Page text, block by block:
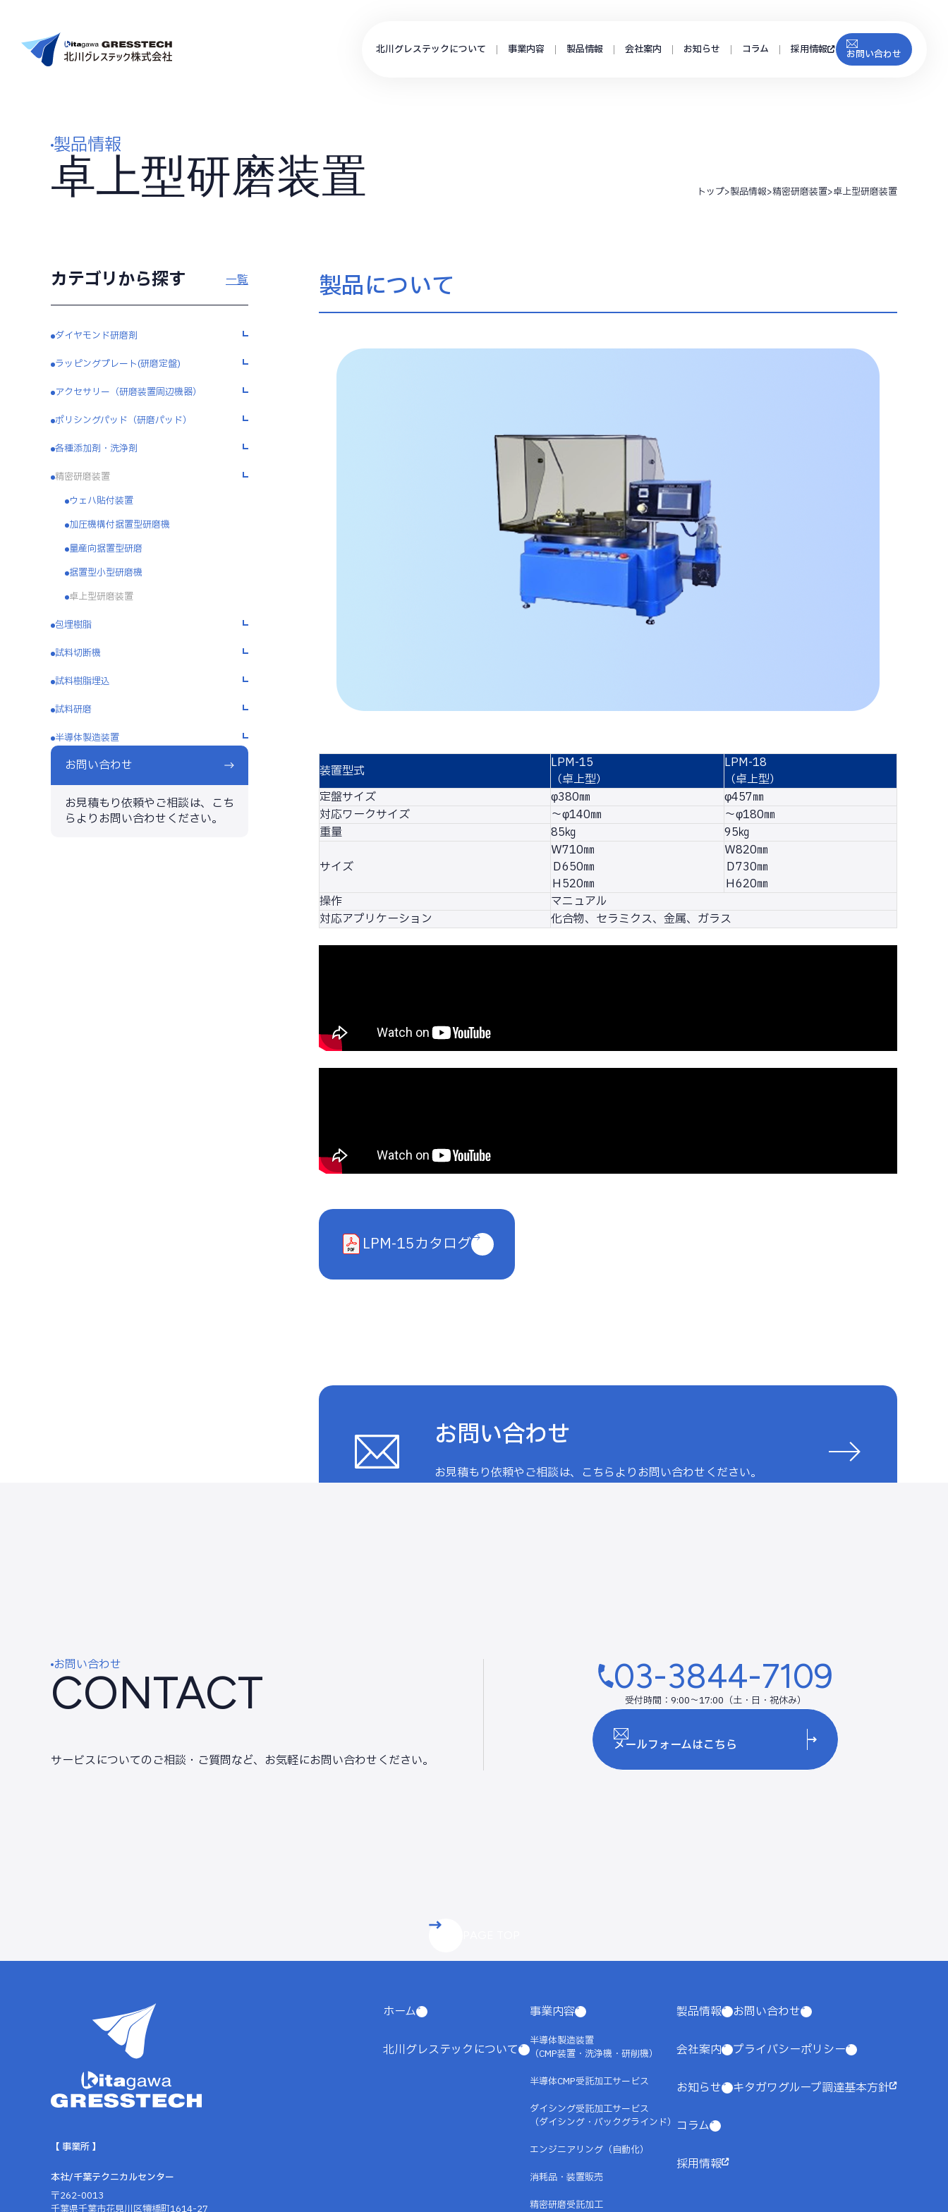
北川グレステックについて 事業内容 製品情報 会社案内 お知らせ コラム 採用情報 お問い合わせ
ホーム
コラム
採用情報
プライバシーポリシー
キタガワグループ調達基本方針
製品情報
卓上型研磨装置 トップ>製品情報>精密研磨装置>卓上型研磨装置
製品について
装置型式
LPM-15
（卓上型）
LPM-18
（卓上型）
定盤サイズ
φ380㎜
φ457㎜
対応ワークサイズ
～φ140㎜
～φ180㎜
重量
85㎏ 95㎏
サイズ
Ｗ710㎜
Ｄ650㎜
Ｈ520㎜
Ｗ820㎜
Ｄ730㎜
Ｈ620㎜
操作
マニュアル
対応アプリケーション
化合物、セラミクス、金属、ガラス
LPM-15カタログ
お問い合わせ
お見積もり依頼やご相談は、こちらよりお問い合わせください。
カテゴリから探す 一覧
ダイヤモンド研磨剤
ラッピングプレート(研磨定盤)
アクセサリー（研磨装置周辺機器）
ポリシングパッド（研磨パッド）
各種添加剤・洗浄剤
精密研磨装置
ウェハ貼付装置
加圧機構付据置型研磨機
量産向据置型研磨
据置型小型研磨機
卓上型研磨装置
包埋樹脂
試料切断機
試料樹脂埋込
試料研磨
半導体製造装置
お問い合わせ
お見積もり依頼やご相談は、こち
らよりお問い合わせください。
お問い合わせ
CONTACT
サービスについてのご相談・ご質問など、 お気軽にお問い合わせください。
03-3844-7109
受付時間：9:00～17:00（土・日・祝休み）
メールフォームはこちら
【 事業所 】
本社/千葉テクニカルセンター
〒262-0013
千葉県千葉市花見川区犢橋町1614-27
ホーム
北川グレステックについて
事業内容
半導体製造装置
（CMP装置・洗浄機・研削機）
半導体CMP受託加工サービス
ダイシング受託加工サービス
（ダイシング・バックグラインド）
エンジニアリング（自動化）
消耗品・装置販売
精密研磨受託加工
製品情報
会社案内
お知らせ
コラム
採用情報
お問い合わせ
プライバシーポリシー
キタガワグループ調達基本方針